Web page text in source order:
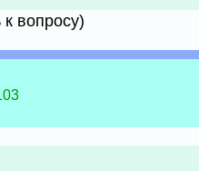
вопросу)